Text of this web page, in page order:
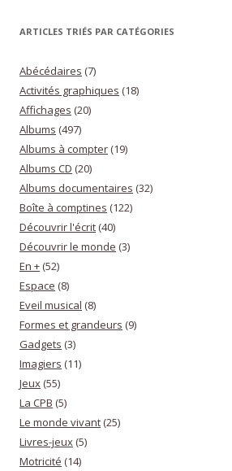
ARTICLES TRIÉS PAR CATÉGORIES
Abécédaires (7)
Activités graphiques (18)
Affichages (20)
Albums (497)
Albums à compter (19)
Albums CD (20)
Albums documentaires (32)
Boîte à comptines (122)
Découvrir l'écrit (40)
Découvrir le monde (3)
En + (52)
Espace (8)
Eveil musical (8)
Formes et grandeurs (9)
Gadgets (3)
Imagiers (11)
Jeux (55)
La CPB (5)
Le monde vivant (25)
Livres-jeux (5)
Motricité (14)